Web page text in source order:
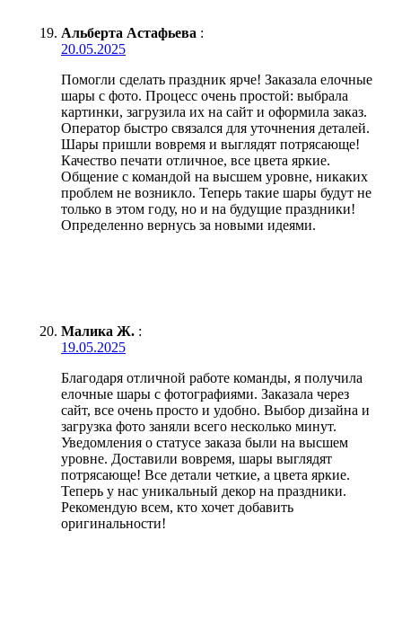
Альберта Астафьева :
20.05.2025
Помогли сделать праздник ярче! Заказала елочные
шары с фото. Процесс очень простой: выбрала
картинки, загрузила их на сайт и оформила заказ.
Оператор быстро связался для уточнения деталей.
Шары пришли вовремя и выглядят потрясающе!
Качество печати отличное, все цвета яркие.
Общение с командой на высшем уровне, никаких
проблем не возникло. Теперь такие шары будут не
только в этом году, но и на будущие праздники!
Определенно вернусь за новыми идеями.
Малика Ж. :
19.05.2025
Благодаря отличной работе команды, я получила
елочные шары с фотографиями. Заказала через
сайт, все очень просто и удобно. Выбор дизайна и
загрузка фото заняли всего несколько минут.
Уведомления о статусе заказа были на высшем
уровне. Доставили вовремя, шары выглядят
потрясающе! Все детали четкие, а цвета яркие.
Теперь у нас уникальный декор на праздники.
Рекомендую всем, кто хочет добавить
оригинальности!